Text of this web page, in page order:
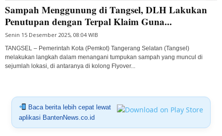
Sampah Menggunung di Tangsel, DLH Lakukan
Penutupan dengan Terpal Klaim Guna...
Senin 15 Desember 2025, 08:04 WIB
TANGSEL – Pemerintah Kota (Pemkot) Tangerang Selatan (Tangsel)
melakukan langkah dalam menangani tumpukan sampah yang muncul di
sejumlah lokasi, di antaranya di kolong Flyover...
Baca berita lebih cepat lewat
aplikasi BantenNews.co.id